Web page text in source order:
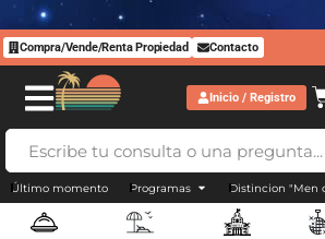
Compra/Vende/Renta Propiedad Contacto
Inicio / Registro
Último momento Programas Distincion "Men